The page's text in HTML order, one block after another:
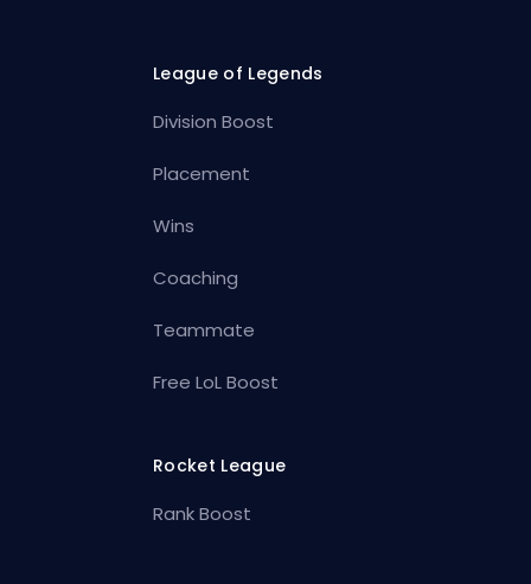
League of Legends
Division Boost
Placement
Wins
Coaching
Teammate
Free LoL Boost
Rocket League
Rank Boost